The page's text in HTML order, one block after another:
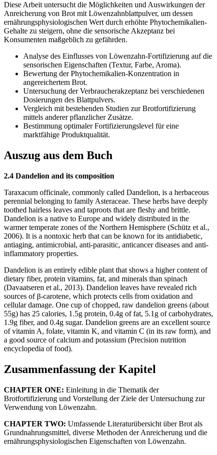
Diese Arbeit untersucht die Möglichkeiten und Auswirkungen der
Anreicherung von Brot mit Löwenzahnblattpulver, um dessen
ernährungsphysiologischen Wert durch erhöhte Phytochemikalien-
Gehalte zu steigern, ohne die sensorische Akzeptanz bei
Konsumenten maßgeblich zu gefährden.
Analyse des Einflusses von Löwenzahn-Fortifizierung auf die
sensorischen Eigenschaften (Textur, Farbe, Aroma).
Bewertung der Phytochemikalien-Konzentration in
angereichertem Brot.
Untersuchung der Verbraucherakzeptanz bei verschiedenen
Dosierungen des Blattpulvers.
Vergleich mit bestehenden Studien zur Brotfortifizierung
mittels anderer pflanzlicher Zusätze.
Bestimmung optimaler Fortifizierungslevel für eine
marktfähige Produktqualität.
Auszug aus dem Buch
2.4 Dandelion and its composition
Taraxacum officinale, commonly called Dandelion, is a herbaceous
perennial belonging to family Asteraceae. These herbs have deeply
toothed hairless leaves and taproots that are fleshy and brittle.
Dandelion is a native to Europe and widely distributed in the
warmer temperate zones of the Northern Hemisphere (Schütz et al.,
2006). It is a nontoxic herb that can be known for its antidiabetic,
antiaging, antimicrobial, anti-parasitic, anticancer diseases and anti-
inflammatory properties.
Dandelion is an entirely edible plant that shows a higher content of
dietary fiber, protein vitamins, fat, and minerals than spinach
(Davaatseren et al., 2013). Dandelion leaves have revealed rich
sources of β-carotene, which protects cells from oxidation and
cellular damage. One cup of chopped, raw dandelion greens (about
55g) has 25 calories, 1.5g protein, 0.4g of fat, 5.1g of carbohydrates,
1.9g fiber, and 0.4g sugar. Dandelion greens are an excellent source
of vitamin A, folate, vitamin K, and vitamin C (in its raw form), and
a good source of calcium and potassium (Precision nutrition
encyclopedia of food).
Zusammenfassung der Kapitel
CHAPTER ONE: Einleitung in die Thematik der
Brotfortifizierung und Vorstellung der Ziele der Untersuchung zur
Verwendung von Löwenzahn.
CHAPTER TWO: Umfassende Literaturübersicht über Brot als
Grundnahrungsmittel, diverse Methoden der Anreicherung und die
ernährungsphysiologischen Eigenschaften von Löwenzahn.